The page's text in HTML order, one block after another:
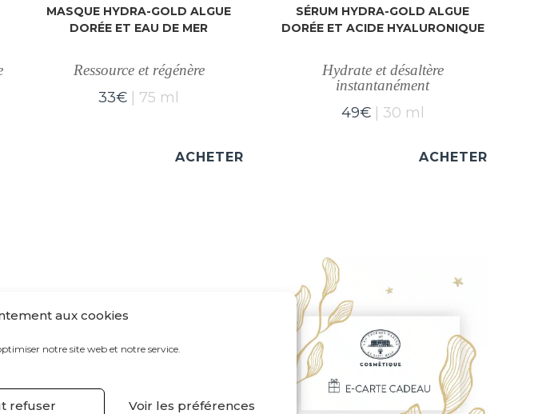
aux cookies
notre site web et notre service.
refuser Voir les préférences
MASQUE HYDRA-GOLD ALGUE
DORÉE ET EAU DE MER
Ressource et régénère
33€ 75 ml
ACHETER
SÉRUM HYDRA-GOLD ALGUE
DORÉE ET ACIDE HYALURONIQUE
Hydrate et désaltère
instantanément
49€ 30 ml
ACHETER